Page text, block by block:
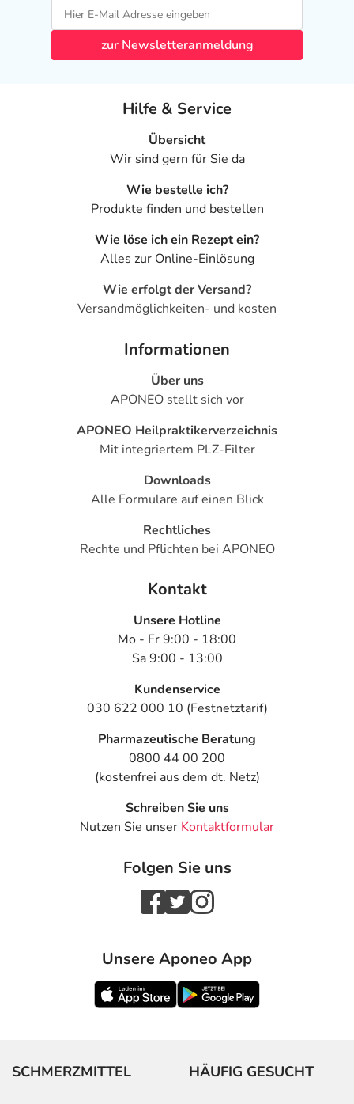
zur Newsletteranmeldung
Hilfe & Service
Übersicht
Wir sind gern für Sie da
Wie bestelle ich?
Produkte finden und bestellen
Wie löse ich ein Rezept ein?
Alles zur Online-Einlösung
Wie erfolgt der Versand?
Versandmöglichkeiten- und kosten
Informationen
Über uns
APONEO stellt sich vor
APONEO Heilpraktikerverzeichnis
Mit integriertem PLZ-Filter
Downloads
Alle Formulare auf einen Blick
Rechtliches
Rechte und Pflichten bei APONEO
Kontakt
Unsere Hotline
Mo - Fr 9:00 - 18:00
Sa 9:00 - 13:00
Kundenservice
030 622 000 10 (Festnetztarif)
Pharmazeutische Beratung
0800 44 00 200
(kostenfrei aus dem dt. Netz)
Schreiben Sie uns
Nutzen Sie unser Kontaktformular
Folgen Sie uns
Unsere Aponeo App
SCHMERZMITTEL HÄUFIG GESUCHT